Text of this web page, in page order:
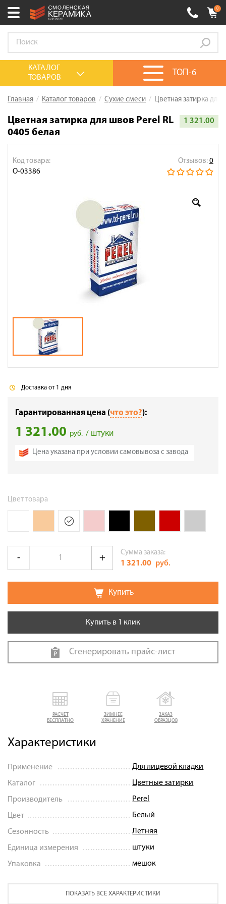
Выберите ваш город:
+7 (4812) 548-777
0 товаров на сумму0.00руб.
Акции
О компании
Сервис
0
ТОП-6
КАТАЛОГ
ТОВАРОВ
Главная Каталог товаров Сухие смеси Цветная затирка для
Цветная затирка для швов Perel RL
0405 белая
1 321.00
Отзывов: 0
Код товара:
О-03386
РАСЧЕТ
БЕСПЛАТНО
ЗИМНЕЕ
ХРАНЕНИЕ
ЗАКАЗ
ОБРАЗЦОВ
Характеристики
Применение Для лицевой кладки
Каталог Цветные затирки
Производитель Perel
Цвет Белый
Сезонность Летняя
Единица измерения штуки
Упаковка мешок
ПОКАЗАТЬ ВСЕ ХАРАКТЕРИСТИКИ
Доставка от 1 дня
Гарантированная цена (что это?):
1 321.00 руб. / штуки
Цена указана при условии самовывоза с завода
Цвет товара
Сумма заказа:
1 321.00 руб.
Купить
Купить в 1 клик
Сгенерировать прайс-лист